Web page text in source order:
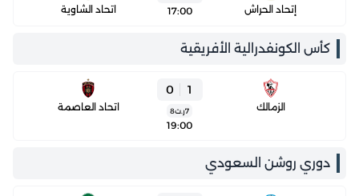
إتحاد الحراش 17:00 اتحاد الشاوية
كأس الكونفدرالية الأفريقية
الزمالك
1
0
7ر.ت8
19:00
اتحاد العاصمة
دوري روشن السعودي